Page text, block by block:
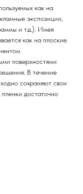
как на
экспозиции,
и т.д.). Имея
как на плоские
поверхностями
В течение
сохраняют свои
достаточно